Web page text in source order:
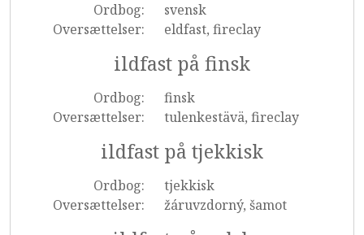
Ordbog:
svensk
Oversættelser:
eldfast, fireclay
ildfast på finsk
Ordbog:
finsk
Oversættelser:
tulenkestävä, fireclay
ildfast på tjekkisk
Ordbog:
tjekkisk
Oversættelser:
žáruvzdorný, šamot